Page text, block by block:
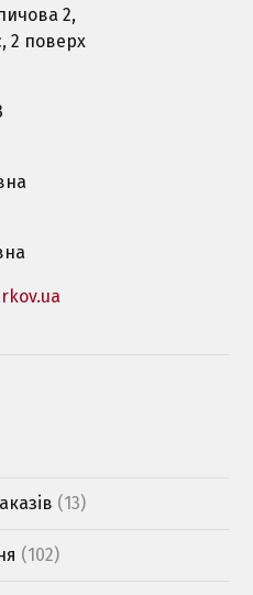
2,
2 поверх
(13)
(102)